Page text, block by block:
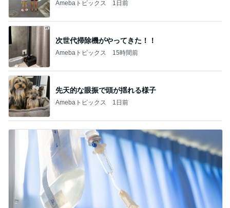
Amebaトピックス 1日前
次世代掃除機がやってきた！！
Amebaトピックス 15時間前
先天的な眼振で頭が揺れる様子
Amebaトピックス 1日前